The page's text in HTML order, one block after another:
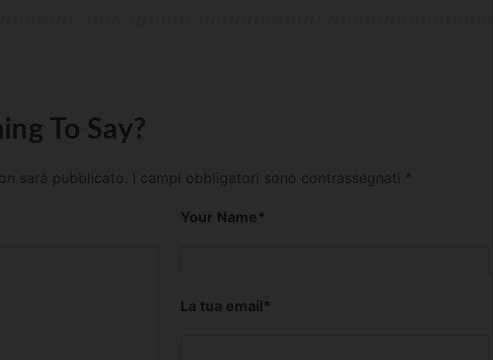
To Say?
sarà pubblicato. I campi obbligatori sono contrassegnati *
Your Name*
La tua email*